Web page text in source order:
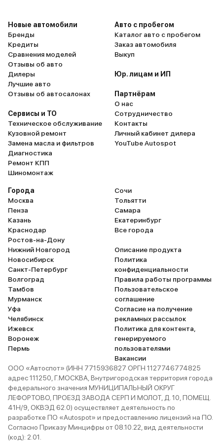
Черный 7 авто Нижний Новгород
и еще 47 опций
2 849 000 ₽
2 260 000 ₽
Серый Нижний Новгород
и еще 47 опций
2 849 000 ₽
2 260 000 ₽
Jaecoo • J7
В наличии
Черный 1 авто Калуга
2026
и еще 47 опций
2 849 000 ₽
Белый
и еще 67 опций
3 049 000 ₽
2 540 000 ₽
Jaecoo • J7
В наличии
Черный Смоленск
2026
и еще 67 опций
3 049 000 ₽
2 699 000 ₽
Jaecoo • J7
В наличии
Серебристый
хорошей боковой поддержкой. По
оснащенности J7 прям хорош со
своей большой мультимедиа,
полными наборами помощников
(круиз-контроль, удержание в
полосе, камеры кругового
обзора), различные подогревы, ну
сказка. Ходит приятно, подвеска
энергоемкая, хорошо
справляется с препятствиями на
дороге. Рулежка точная и
отзывчивая. Этот момент для
меня был тоже очень важен, с
теста обратил внимание
насколько послушный авто.
Двигатель для эры утилей
нестандартный, мощный - 186
сил. Я проехал пока немного, 6
тысяч, поэтому машина по сути
новая, но нулевку ТО уже прошел,
пока без проблем и нареканий,
тьфу тьфу тьфу
Новые автомобили
Бренды
Кредиты
Сравнения моделей
Отзывы об авто
Дилеры
Лучшие авто
Отзывы об автосалонах
Сервисы и ТО
Техническое обслуживание
Кузовной ремонт
Замена масла и фильтров
Диагностика
Ремонт КПП
Шиномонтаж
Авто с пробегом
Каталог авто с пробегом
Заказ автомобиля
Выкуп
Юр. лицам и ИП
Партнёрам
О нас
Сотрудничество
Контакты
Личный кабинет дилера
YouTube Autospot
Города
Москва
Пенза
Казань
Краснодар
Ростов-на-Дону
Нижний Новгород
Новосибирск
Санкт-Петербург
Волгоград
Тамбов
Мурманск
Уфа
Челябинск
Ижевск
Воронеж
Пермь
Сочи
Тольятти
Самара
Екатеринбург
Все города
Описание продукта
Политика
конфиденциальности
Правила работы программы
Пользовательское
соглашение
Согласие на получение
рекламных рассылок
Политика для контента,
генерируемого
пользователями
Вакансии
ООО «Автоспот» (ИНН 7715936827 ОРГН 1127746774825
адрес 111250, Г.МОСКВА, Внутригородская территория города
федерального значения МУНИЦИПАЛЬНЫЙ ОКРУГ
ЛЕФОРТОВО, ПРОЕЗД ЗАВОДА СЕРП И МОЛОТ, Д. 10, ПОМЕЩ.
41Н/9, ОКВЭД 62.0) осуществляет деятельность по
разработке ПО «Autospot» и предоставлению лицензий на ПО.
Согласно Приказу Минцифры от 08.10.22, вид деятельности
(код): 2.01.